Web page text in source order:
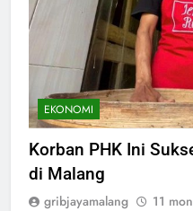
EKONOMI
Korban PHK Ini
di Malang
gribjayamalang 11